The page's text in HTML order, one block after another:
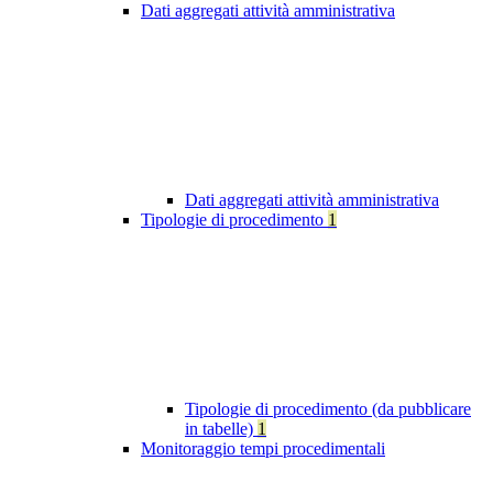
Dati aggregati attività amministrativa
Dati aggregati attività amministrativa
Tipologie di procedimento 1
Tipologie di procedimento (da pubblicare
in tabelle) 1
Monitoraggio tempi procedimentali